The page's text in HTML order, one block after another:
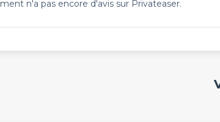
n'a pas encore d'avis sur Privateaser.